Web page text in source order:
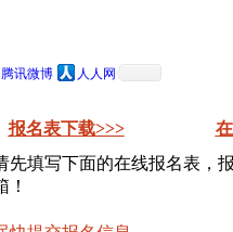
腾讯微博 人人网
报名表下载>>>
先填写下面的在线报名表，